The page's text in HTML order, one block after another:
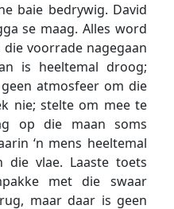
baie bedrywig. David
se maag. Alles word
die voorrade nagegaan
is heeltemal droog;
atmosfeer om die
nie; stelte om mee te
op die maan soms
‘n mens heeltemal
die vlae. Laaste toets
met die swaar
maar daar is geen